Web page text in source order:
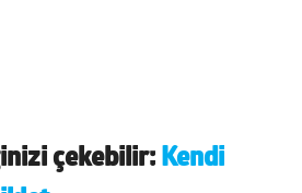
çekebilir: Kendi